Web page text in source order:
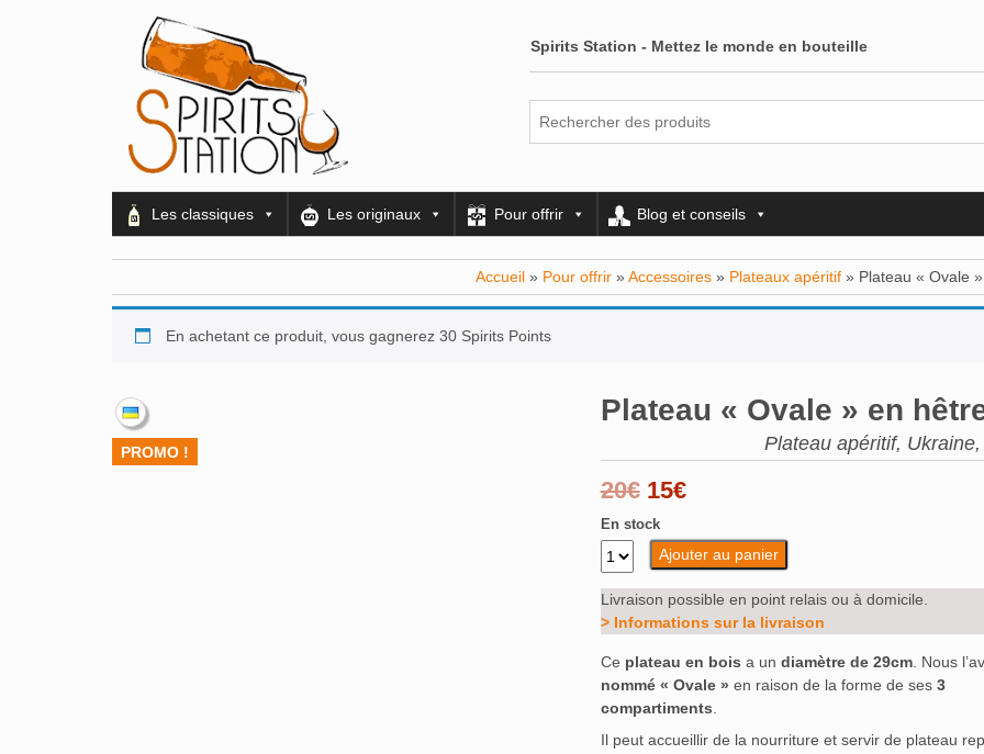
Spirits Station - Mettez le monde en bouteille
Les classiques Les originaux Pour offrir Blog et conseils
Accueil » Pour offrir »Accessoires » Plateaux apéritif » Plateau « Ovale
En achetant ce produit, vous gagnerez 30 Spirits Points
PROMO !
Plateau « Ovale » en
Plateau apéritif, Ukraine,
20€ Le
prix
initial
était :
20€.
15€Le
actuel
est :
15€.
En stock
Ajouter au panier
Livraison possible en point relais ou à domicile.
> Informations sur la livraison
Ce plateau en bois a un diamètre de 29cm. Nous
nommé « Ovale » en raison de la forme de ses 3
compartiments
Il peut accueillir de la nourriture et servir de plateau